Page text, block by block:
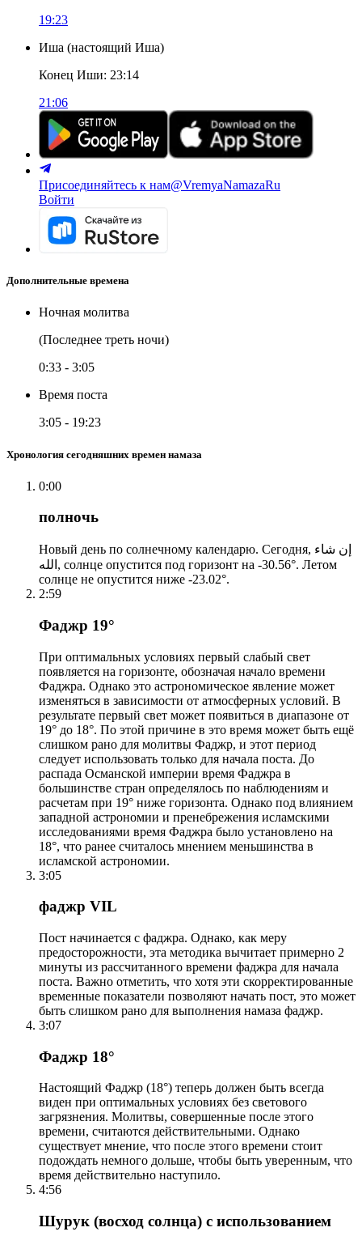
19:23
Иша (настоящий Иша)
Конец Иши: 23:14
21:06
Присоединяйтесь к нам@VremyaNamazaRu
Войти
Дополнительные времена
Ночная молитва
(Последнее треть ночи)
0:33 - 3:05
Время поста
3:05 - 19:23
Хронология сегодняшних времен намаза
0:00
полночь
Новый день по солнечному календарю. Сегодня, إن شاء
الله, солнце опустится под горизонт на -30.56°. Летом
солнце не опустится ниже -23.02°.
2:59
Фаджр 19°
При оптимальных условиях первый слабый свет
появляется на горизонте, обозначая начало времени
Фаджра. Однако это астрономическое явление может
изменяться в зависимости от атмосферных условий. В
результате первый свет может появиться в диапазоне от
19° до 18°. По этой причине в это время может быть ещё
слишком рано для молитвы Фаджр, и этот период
следует использовать только для начала поста. До
распада Османской империи время Фаджра в
большинстве стран определялось по наблюдениям и
расчетам при 19° ниже горизонта. Однако под влиянием
западной астрономии и пренебрежения исламскими
исследованиями время Фаджра было установлено на
18°, что ранее считалось мнением меньшинства в
исламской астрономии.
3:05
фаджр VIL
Пост начинается с фаджра. Однако, как меру
предосторожности, эта методика вычитает примерно 2
минуты из рассчитанного времени фаджра для начала
поста. Важно отметить, что хотя эти скорректированные
временные показатели позволяют начать пост, это может
быть слишком рано для выполнения намаза фаджр.
3:07
Фаджр 18°
Настоящий Фаджр (18°) теперь должен быть всегда
виден при оптимальных условиях без светового
загрязнения. Молитвы, совершенные после этого
времени, считаются действительными. Однако
существует мнение, что после этого времени стоит
подождать немного дольше, чтобы быть уверенным, что
время действительно наступило.
4:56
Шурук (восход солнца) с использованием